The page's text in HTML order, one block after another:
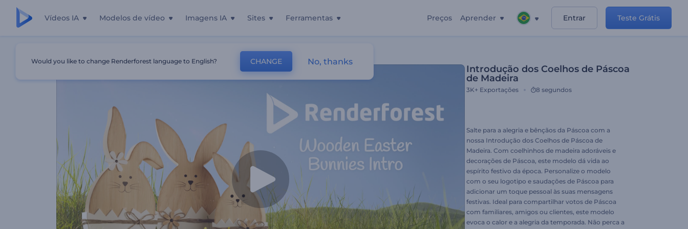
Vídeos IA Modelos de vídeo Imagens IA Sites Ferramentas Preços Aprender Entrar Teste Grátis
Introdução Dos Coelhos De Páscoa De Madeira
Introdução dos Coelhos de Páscoa
de Madeira
3K+ Exportações 8 segundos
Salte para a alegria e bênçãos da Páscoa com a
nossa Introdução dos Coelhos de Páscoa de
Madeira. Com coelhinhos de madeira adoráveis e
decorações de Páscoa, este modelo dá vida ao
espírito festivo da época. Personalize o modelo
com o seu logotipo e saudações de Páscoa para
adicionar um toque pessoal às suas mensagens
festivas. Ideal para compartilhar votos de Páscoa
com familiares, amigos ou clientes, este modelo
evoca o calor e a alegria da temporada. Não perca a
Would you like to change Renderforest language to English? CHANGE No, thanks